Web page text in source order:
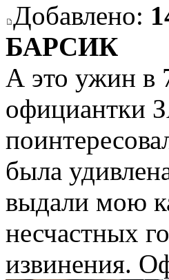
Добавлено:
БАРСИК
А это ужин в
официантки
была
выдали мою
несчастных
извинения.